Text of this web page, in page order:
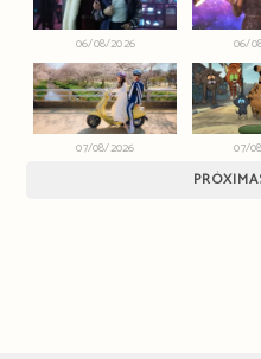
06/08/2026 06/
07/08/2026 07/